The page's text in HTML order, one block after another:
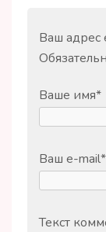
Ваш адрес
Ваше имя*
Ваш e-mail*
Текст